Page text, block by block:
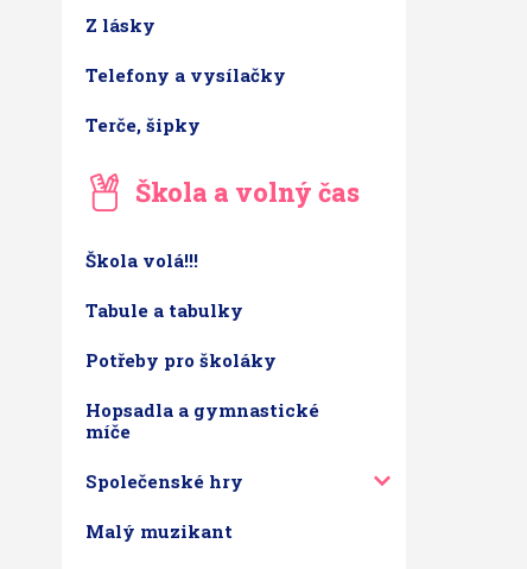
Z lásky
Telefony a vysílačky
Terče, šipky
Škola a volný čas
Škola volá!!!
Tabule a tabulky
Potřeby pro školáky
Hopsadla a gymnastické
míče
Společenské hry
Malý muzikant